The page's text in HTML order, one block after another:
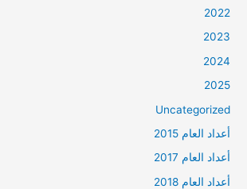
2022
2023
2024
2025
Uncategorized
أعداد العام 2015
أعداد العام 2017
أعداد العام 2018